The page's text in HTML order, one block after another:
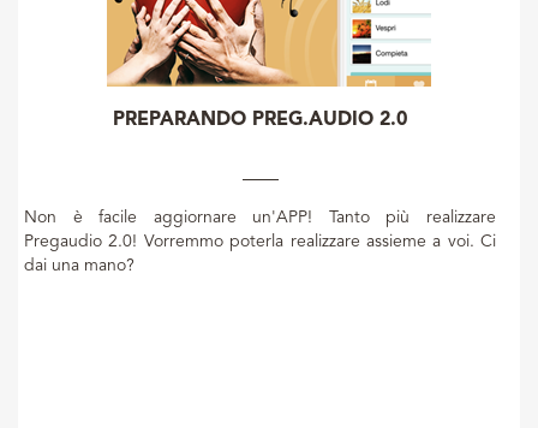
PREPARANDO PREG.AUDIO 2.0
Non è facile aggiornare un'APP! Tanto più realizzare
Pregaudio 2.0! Vorremmo poterla realizzare assieme a voi. Ci
dai una mano?